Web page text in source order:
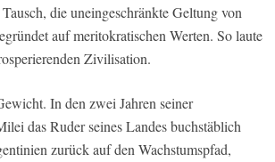
die uneingeschränkte Geltung von
auf meritokratischen Werten. So laute
Zivilisation.
In den zwei Jahren seiner
das Ruder seines Landes buchstäblich
zurück auf den Wachstumspfad,